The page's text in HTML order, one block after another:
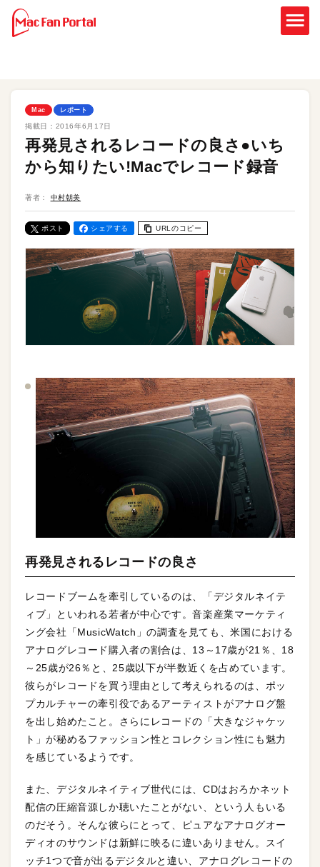
Mac レポート
掲載日： 2016年6月17日
再発見されるレコードの良さ●いち
から知りたい!Macでレコード録音
著者： 中村朝美
ポスト シェアする URLのコピー
再発見されるレコードの良さ
レコードブームを牽引しているのは、「デジタルネイテ
ィブ」といわれる若者が中心です。音楽産業マーケティ
ング会社「MusicWatch」の調査を見ても、米国における
アナログレコード購入者の割合は、13～17歳が21％、18
～25歳が26％と、25歳以下が半数近くを占めています。
彼らがレコードを買う理由として考えられるのは、ポッ
プカルチャーの牽引役であるアーティストがアナログ盤
を出し始めたこと。さらにレコードの「大きなジャケッ
ト」が秘めるファッション性とコレクション性にも魅力
を感じているようです。
また、デジタルネイティブ世代には、CDはおろかネット
配信の圧縮音源しか聴いたことがない、という人もいる
のだそう。そんな彼らにとって、ピュアなアナログオー
ディオのサウンドは新鮮に映るに違いありません。スイ
ッチ1つで音が出るデジタルと違い、アナログレコードの